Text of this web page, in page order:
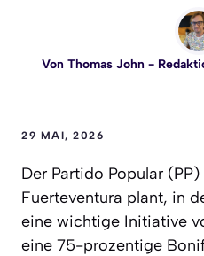
Von Thomas John-
29 MAI, 2026
Der Partido Popular
Fuerteventura plant, in
eine wichtige Initiative
eine 75-prozentige